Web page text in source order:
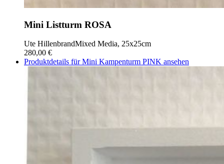
Mini Listturm ROSA
Ute HillenbrandMixed Media, 25x25cm
280,00 €
Produktdetails für Mini Kampenturm PINK ansehen